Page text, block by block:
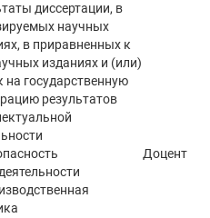
диссертации, в
научных
в приравненных к
изданиях и (или)
на государственную
результатов
Доцент